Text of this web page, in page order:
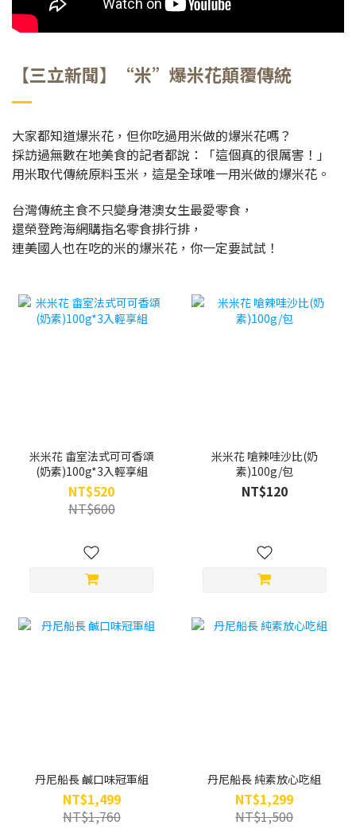
【三立新聞】“米”爆米花顛覆傳統
大家都知道爆米花，但你吃過用米做的爆米花嗎？
採訪過無數在地美食的記者都說：「這個真的很厲害！」
用米取代傳統原料玉米，這是全球唯一用米做的爆米花。
台灣傳統主食不只變身港澳女生最愛零食，
還榮登跨海網購指名零食排行排，
連美國人也在吃的米的爆米花，你一定要試試！
米米花 畬室法式可可香頌
(奶素)100g*3入輕享組
NT$520
NT$600
米米花 嗆辣哇沙比(奶
素)100g/包
NT$120
丹尼船長 鹹口味冠軍組
NT$1,499
NT$1,760
丹尼船長 純素放心吃組
NT$1,299
NT$1,500